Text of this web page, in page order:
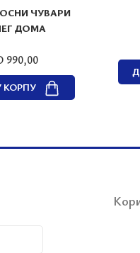
ЧУВАРИ
ДОМА
990,00
КОРПУ